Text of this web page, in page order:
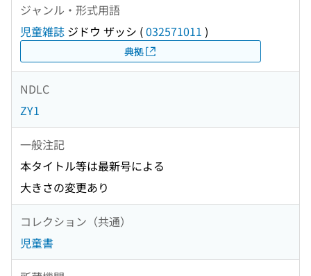
ジャンル・形式用語
児童雑誌 ジドウ ザッシ (032571011 )
典拠
NDLC
ZY1
一般注記
本タイトル等は最新号による
大きさの変更あり
コレクション（共通）
児童書